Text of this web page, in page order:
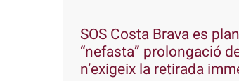
SOS Costa Brava es
“nefasta” prolongació
n’exigeix la retirada